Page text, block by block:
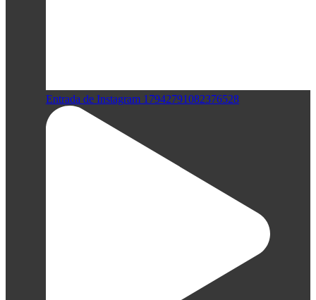
Entrada de Instagram 17942791082376528